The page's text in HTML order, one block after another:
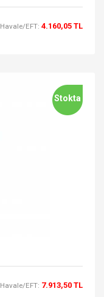
Havale/EFT: 4.160,05 TL
Stokta
Havale/EFT: 7.913,50 TL